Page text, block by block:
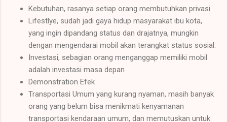
Kebutuhan, rasanya setiap orang membutuhkan privasi
Lifestlye, sudah jadi gaya hidup masyarakat ibu kota,
yang ingin dipandang status dan drajatnya, mungkin
dengan mengendarai mobil akan terangkat status sosial.
Investasi, sebagian orang menganggap memiliki mobil
adalah investasi masa depan
Demonstration Efek
Transportasi Umum yang kurang nyaman, masih banyak
orang yang belum bisa menikmati kenyamanan
transportasi kendaraan umum, dan memutuskan untuk